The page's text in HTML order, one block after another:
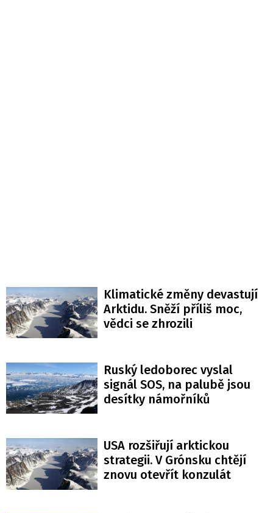
Klimatické změny devastují
Arktidu. Sněží příliš moc,
vědci se zhrozili
Ruský ledoborec vyslal
signál SOS, na palubě jsou
desítky námořníků
USA rozšiřují arktickou
strategii. V Grónsku chtějí
znovu otevřít konzulát